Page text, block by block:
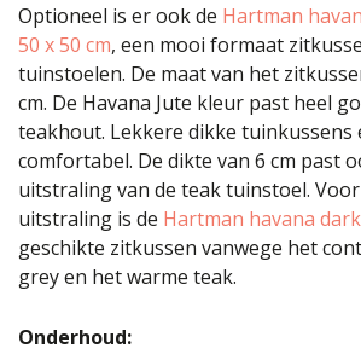
Optioneel is er ook de Hartman
50 x 50 cm, een mooi formaat
tuinstoelen. De maat van het
cm. De Havana Jute kleur past heel
teakhout. Lekkere dikke tuinkussens
comfortabel. De dikte van 6 cm past
uitstraling van de teak tuinstoel.
uitstraling is de Hartman havana
geschikte zitkussen vanwege het
grey en het warme teak.
Onderhoud: